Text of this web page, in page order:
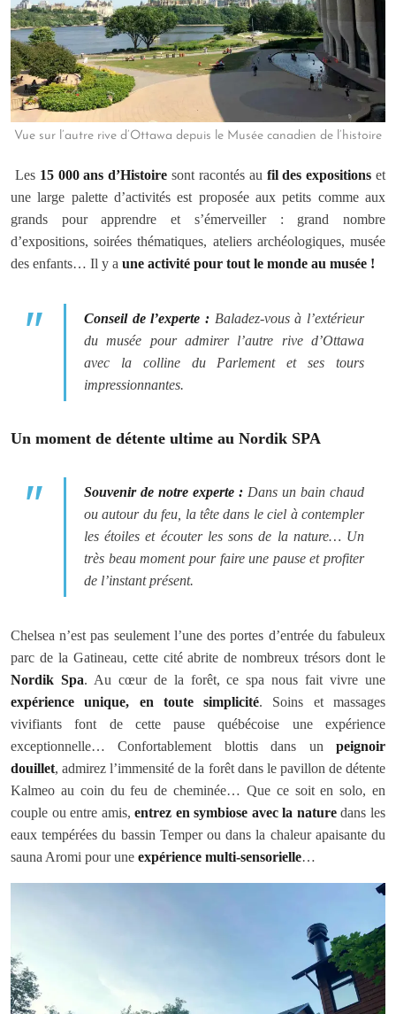
Vue sur l’autre rive d’Ottawa depuis le Musée canadien de l’histoire
Les 15 000 ans d’Histoire sont racontés au fil des expositions et
une large palette d’activités est proposée aux petits comme aux
grands pour apprendre et s’émerveiller : grand nombre
d’expositions, soirées thématiques, ateliers archéologiques, musée
des enfants… Il y a une activité pour tout le monde au musée !
Conseil de l’experte : Baladez-vous à l’extérieur
du musée pour admirer l’autre rive d’Ottawa
avec la colline du Parlement et ses tours
impressionnantes.
Un moment de détente ultime au Nordik SPA
Souvenir de notre experte : Dans un bain chaud
ou autour du feu, la tête dans le ciel à contempler
les étoiles et écouter les sons de la nature… Un
très beau moment pour faire une pause et profiter
de l’instant présent.
Chelsea n’est pas seulement l’une des portes d’entrée du fabuleux
parc de la Gatineau, cette cité abrite de nombreux trésors dont le
Nordik Spa. Au cœur de la forêt, ce spa nous fait vivre une
expérience unique, en toute simplicité. Soins et massages
vivifiants font de cette pause québécoise une expérience
exceptionnelle… Confortablement blottis dans un peignoir
douillet, admirez l’immensité de la forêt dans le pavillon de détente
Kalmeo au coin du feu de cheminée… Que ce soit en solo, en
couple ou entre amis,entrez en symbiose avec la naturedans les
eaux tempérées du bassin Temper ou dans la chaleur apaisante du
sauna Aromi pour une expérience multi-sensorielle…